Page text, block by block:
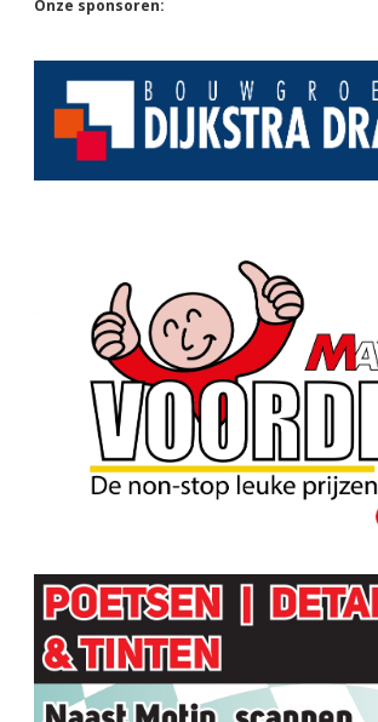
Sidebar
Onze sponsoren: